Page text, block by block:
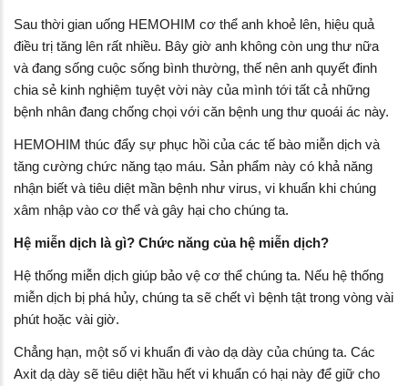
Sau thời gian uống HEMOHIM cơ thể anh khoẻ lên, hiệu quả
điều trị tăng lên rất nhiều. Bây giờ anh không còn ung thư nữa
và đang sống cuộc sống bình thường, thế nên anh quyết đinh
chia sẻ kinh nghiệm tuyệt vời này của mình tới tất cả những
bệnh nhân đang chống chọi với căn bệnh ung thư quoái ác này.
HEMOHIM thúc đẩy sự phục hồi của các tế bào miễn dịch và
tăng cường chức năng tạo máu. Sản phẩm này có khả năng
nhận biết và tiêu diệt mần bệnh như virus, vi khuẩn khi chúng
xâm nhập vào cơ thể và gây hại cho chúng ta.
Hệ miễn dịch là gì? Chức năng của hệ miễn dịch?
Hệ thống miễn dịch giúp bảo vệ cơ thể chúng ta. Nếu hệ thống
miễn dịch bị phá hủy, chúng ta sẽ chết vì bệnh tật trong vòng vài
phút hoặc vài giờ.
Chẳng hạn, một số vi khuẩn đi vào dạ dày của chúng ta. Các
Axit dạ dày sẽ tiêu diệt hầu hết vi khuẩn có hại này để giữ cho